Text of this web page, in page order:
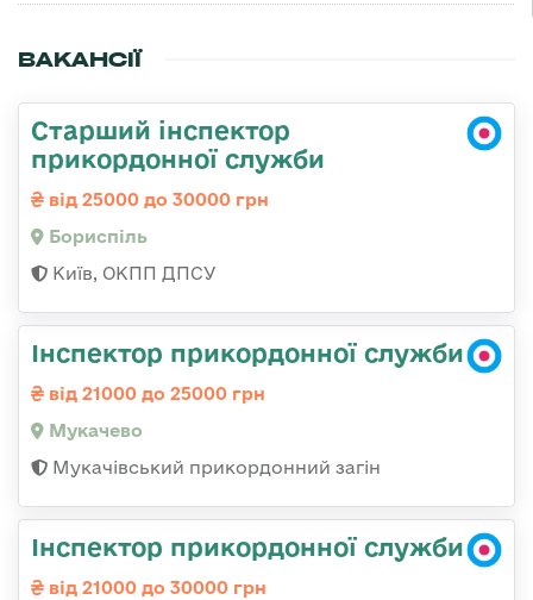
ВАКАНСІЇ
Старший інспектор
прикордонної служби
від 25000 до 30000 грн
Бориспіль
Київ, ОКПП ДПСУ
Інспектор прикордонної служби
від 21000 до 25000 грн
Мукачево
Мукачівський прикордонний загін
Інспектор прикордонної служби
від 21000 до 30000 грн